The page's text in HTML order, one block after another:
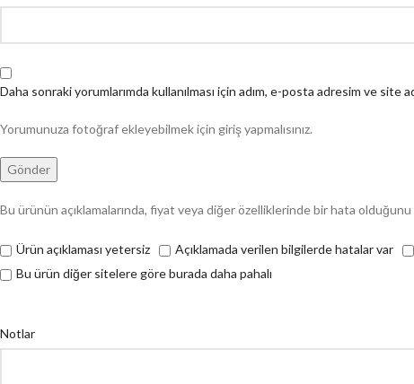
Daha sonraki yorumlarımda kullanılması için adım, e-posta adresim ve site
Yorumunuza fotoğraf ekleyebilmek için giriş yapmalısınız.
Bu ürünün açıklamalarında, fiyat veya diğer özelliklerinde bir hata
Ürün açıklaması yetersiz Açıklamada verilen bilgilerde hatalar var
Bu ürün diğer sitelere göre burada daha pahalı
Notlar